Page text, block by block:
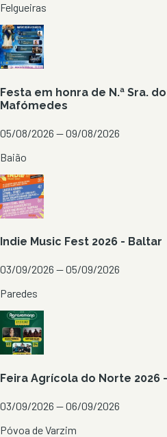
Felgueiras
Festa em honra de N.ª Sra.
Mafómedes
05/08/2026 — 09/08/2026
Baião
Indie Music Fest 2026 - Baltar
03/09/2026 — 05/09/2026
Paredes
Feira Agrícola do Norte 2026
03/09/2026 — 06/09/2026
Póvoa de Varzim